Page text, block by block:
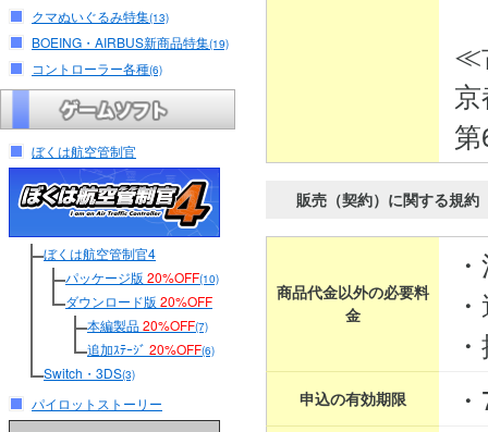
クマぬいぐるみ特集(13)
BOEING・AIRBUS新商品特集(19)
コントローラー各種(6)
ぼくは航空管制官
ぼくは航空管制官4
パッケージ版 20%OFF(10)
ダウンロード版 20%OFF
本編製品20%OFF(7)
追加ｽﾃｰｼﾞ 20%OFF(6)
Switch・3DS(3)
パイロットストーリー
≪
販売（契約）に関する規約
商品代金以外の必要料
金
申込の有効期限